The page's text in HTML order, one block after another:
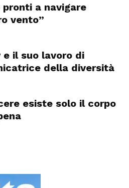
pronti a navigare
vento”
e il suo lavoro di
della diversità
esiste solo il corpo